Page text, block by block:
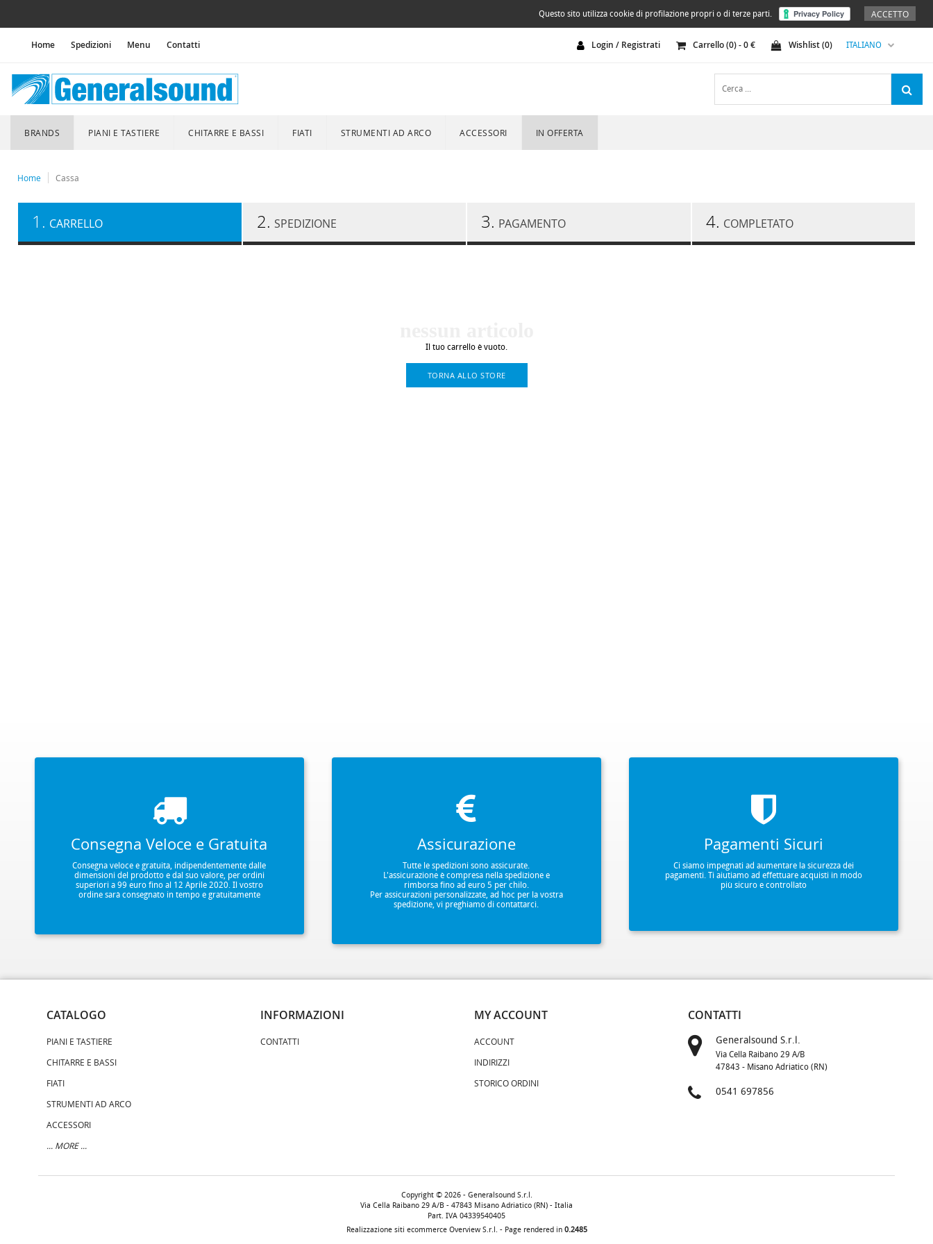
ACCETTO
Questo sito utilizza cookie di profilazione propri o di terze parti.
Home Spedizioni Menu Contatti ITALIANO
Login / Registrati Carrello (0) -0€ Wishlist (0)
BRANDS PIANI E TASTIERE CHITARRE E BASSI FIATI STRUMENTI AD ARCO ACCESSORI IN OFFERTA
Home Cassa
1. CARRELLO 2. SPEDIZIONE 3. PAGAMENTO 4. COMPLETATO
Il tuo carrello è vuoto.
TORNA ALLO STORE
Consegna Veloce e Gratuita
Consegna veloce e gratuita, indipendentemente dalle
dimensioni del prodotto e dal suo valore, per ordini
superiori a 99 euro fino al 12 Aprile 2020. Il vostro
ordine sarà consegnato in tempo e gratuitamente
Assicurazione
Tutte le spedizioni sono assicurate.
L'assicurazione è compresa nella spedizione e
rimborsa fino ad euro 5 per chilo.
Per assicurazioni personalizzate, ad hoc per la vostra
spedizione, vi preghiamo di contattarci.
Pagamenti Sicuri
Ci siamo impegnati ad aumentare la sicurezza dei
pagamenti. Ti aiutiamo ad effettuare acquisti in modo
più sicuro e controllato
CATALOGO
PIANI E TASTIERE
CHITARRE E BASSI
FIATI
STRUMENTI AD ARCO
ACCESSORI
... MORE ...
INFORMAZIONI
CONTATTI
MY ACCOUNT
ACCOUNT
INDIRIZZI
STORICO ORDINI
CONTATTI
Generalsound S.r.l.
Via Cella Raibano 29 A/B
47843 - Misano Adriatico (RN)
0541 697856
Copyright © 2026 - Generalsound S.r.l.
Via Cella Raibano 29 A/B - 47843 Misano Adriatico (RN) - Italia
Part. IVA 04339540405
Realizzazione siti ecommerce Overview S.r.l. - Page rendered in 0.2485